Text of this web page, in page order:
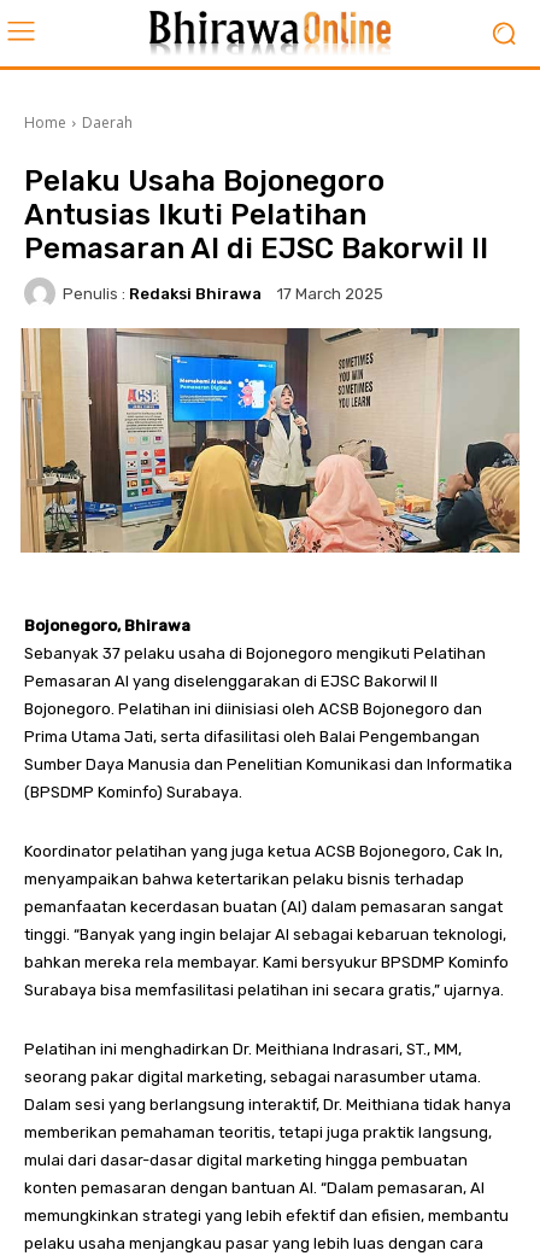
Home Daerah
Pelaku Usaha Bojonegoro
Antusias Ikuti Pelatihan
Pemasaran AI di EJSC Bakorwil II
Penulis : Redaksi Bhirawa 17 March 2025
Bojonegoro, Bhirawa
Sebanyak 37 pelaku usaha di Bojonegoro mengikuti Pelatihan
Pemasaran AI yang diselenggarakan di EJSC Bakorwil II
Bojonegoro. Pelatihan ini diinisiasi oleh ACSB Bojonegoro dan
Prima Utama Jati, serta difasilitasi oleh Balai Pengembangan
Sumber Daya Manusia dan Penelitian Komunikasi dan Informatika
(BPSDMP Kominfo) Surabaya.
Koordinator pelatihan yang juga ketua ACSB Bojonegoro, Cak In,
menyampaikan bahwa ketertarikan pelaku bisnis terhadap
pemanfaatan kecerdasan buatan (AI) dalam pemasaran sangat
tinggi. “Banyak yang ingin belajar AI sebagai kebaruan teknologi,
bahkan mereka rela membayar. Kami bersyukur BPSDMP Kominfo
Surabaya bisa memfasilitasi pelatihan ini secara gratis,” ujarnya.
Pelatihan ini menghadirkan Dr. Meithiana Indrasari, ST., MM,
seorang pakar digital marketing, sebagai narasumber utama.
Dalam sesi yang berlangsung interaktif, Dr. Meithiana tidak hanya
memberikan pemahaman teoritis, tetapi juga praktik langsung,
mulai dari dasar-dasar digital marketing hingga pembuatan
konten pemasaran dengan bantuan AI. “Dalam pemasaran, AI
memungkinkan strategi yang lebih efektif dan efisien, membantu
pelaku usaha menjangkau pasar yang lebih luas dengan cara